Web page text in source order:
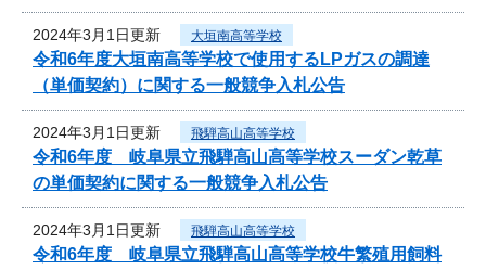
2024年3月1日更新 大垣南高等学校
令和6年度大垣南高等学校で使用するLPガスの調達
（単価契約）に関する一般競争入札公告
2024年3月1日更新 飛騨高山高等学校
令和6年度 岐阜県立飛騨高山高等学校スーダン乾草
の単価契約に関する一般競争入札公告
2024年3月1日更新 飛騨高山高等学校
令和6年度 岐阜県立飛騨高山高等学校牛繁殖用飼料